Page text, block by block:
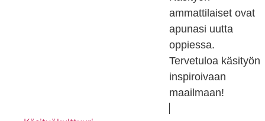
ammattilaiset ovat
apunasi uutta
oppiessa.
Tervetuloa käsityön
inspiroivaan
maailmaan!